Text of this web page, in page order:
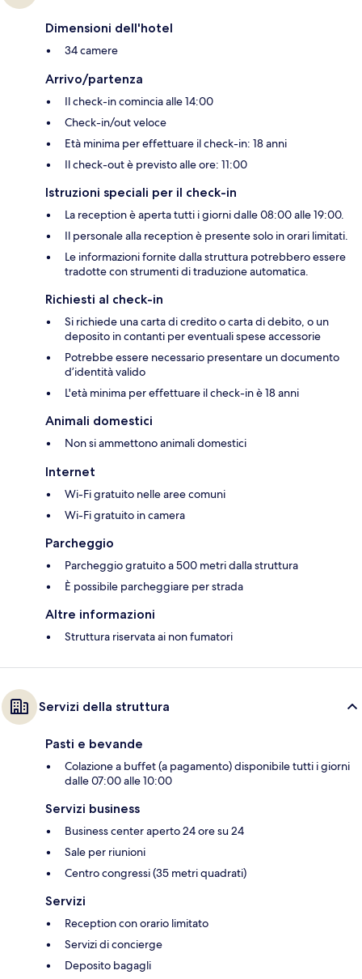
Dimensioni dell'hotel
34 camere
Arrivo/partenza
Il check-in comincia alle 14:00
Check-in/out veloce
Età minima per effettuare il check-in: 18 anni
Il check-out è previsto alle ore: 11:00
Istruzioni speciali per il check-in
La reception è aperta tutti i giorni dalle 08:00 alle 19:00.
Il personale alla reception è presente solo in orari limitati.
Le informazioni fornite dalla struttura potrebbero essere
tradotte con strumenti di traduzione automatica.
Richiesti al check-in
Si richiede una carta di credito o carta di debito, o un
deposito in contanti per eventuali spese accessorie
Potrebbe essere necessario presentare un documento
d’identità valido
L'età minima per effettuare il check-in è 18 anni
Animali domestici
Non si ammettono animali domestici
Internet
Wi-Fi gratuito nelle aree comuni
Wi-Fi gratuito in camera
Parcheggio
Parcheggio gratuito a 500 metri dalla struttura
È possibile parcheggiare per strada
Altre informazioni
Struttura riservata ai non fumatori
Servizi della struttura
Pasti e bevande
Colazione a buffet (a pagamento) disponibile tutti i giorni
dalle 07:00 alle 10:00
Servizi business
Business center aperto 24 ore su 24
Sale per riunioni
Centro congressi (35 metri quadrati)
Servizi
Reception con orario limitato
Servizi di concierge
Deposito bagagli